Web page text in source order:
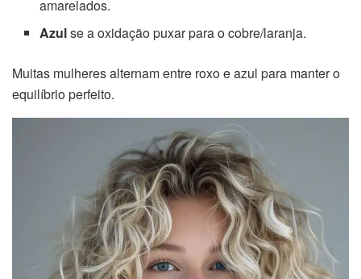
amarelados.
Azulse a oxidação puxar para o cobre/laranja.
Muitas mulheres alternam entre roxo e azul para manter o
equilíbrio perfeito.